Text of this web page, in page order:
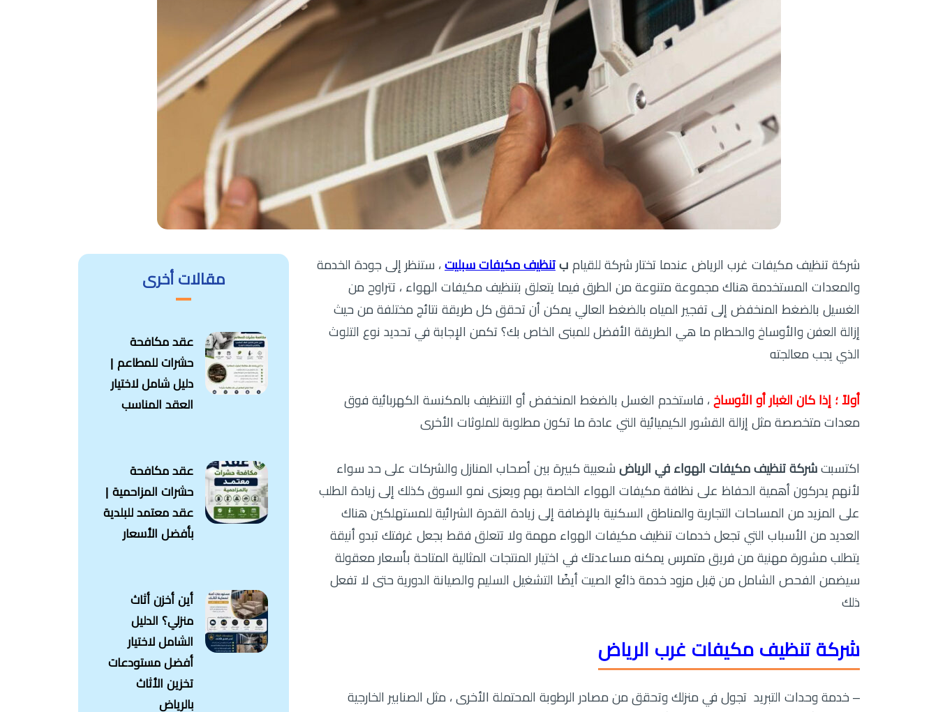
شركة تنظيف مكيفات غرب الرياض عندما تختار شركة للقيام ب تنظيف مكيفات سبليت ، ستنظر إلى جودة الخدمة
والمعدات المستخدمة هناك مجموعة متنوعة من الطرق فيما يتعلق بتنظيف مكيفات الهواء ، تتراوح من
الغسيل بالضغط المنخفض إلى تفجير المياه بالضغط العالي يمكن أن تحقق كل طريقة نتائج مختلفة من حيث
إزالة العفن والأوساخ والحطام ما هي الطريقة الأفضل للمبنى الخاص بك؟ تكمن الإجابة في تحديد نوع التلوث
الذي يجب معالجته
أولاً ؛ إذا كان الغبار أو الأوساخ ، فاستخدم الغسل بالضغط المنخفض أو التنظيف بالمكنسة الكهربائية فوق
معدات متخصصة مثل إزالة القشور الكيميائية التي عادة ما تكون مطلوبة للملوثات الأخرى
اكتسبت شركة تنظيف مكيفات الهواء في الرياض شعبية كبيرة بين أصحاب المنازل والشركات على حد سواء
لأنهم يدركون أهمية الحفاظ على نظافة مكيفات الهواء الخاصة بهم ويعزى نمو السوق كذلك إلى زيادة الطلب
على المزيد من المساحات التجارية والمناطق السكنية بالإضافة إلى زيادة القدرة الشرائية للمستهلكين هناك
العديد من الأسباب التي تجعل خدمات تنظيف مكيفات الهواء مهمة ولا تتعلق فقط بجعل غرفتك تبدو أنيقة
يتطلب مشورة مهنية من فريق متمرس يمكنه مساعدتك في اختيار المنتجات المثالية المتاحة بأسعار معقولة
سيضمن الفحص الشامل من قِبل مزود خدمة ذائع الصيت أيضًا التشغيل السليم والصيانة الدورية حتى لا تفعل
ذلك
شركة تنظيف مكيفات غرب الرياض
– خدمة وحدات التبريد تجول في منزلك وتحقق من مصادر الرطوبة المحتملة الأخرى ، مثل الصنابير الخارجية
مقالات أخرى
عقد مكافحة
حشرات للمطاعم |
دليل شامل لاختيار
العقد المناسب
عقد مكافحة
حشرات المزاحمية |
عقد معتمد للبلدية
بأفضل الأسعار
أين أخزن أثاث
منزلي؟ الدليل
الشامل لاختيار
أفضل مستودعات
تخزين الأثاث
بالرياض